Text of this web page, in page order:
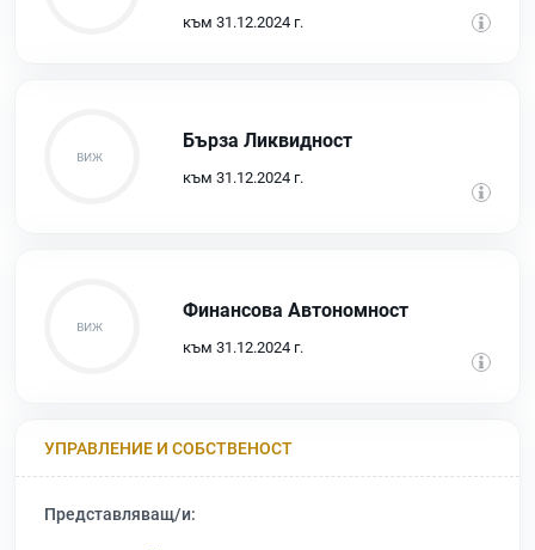
към 31.12.2024 г.
Бърза Ликвидност
към 31.12.2024 г.
Финансова Автономност
към 31.12.2024 г.
УПРАВЛЕНИЕ И СОБСТВЕНОСТ
Представляващ/и: